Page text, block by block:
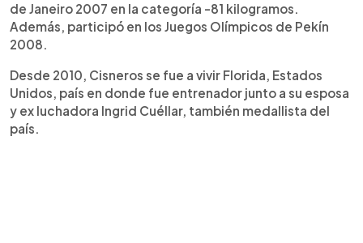
de Janeiro 2007 en la categoría -81 kilogramos.
Además, participó en los Juegos Olímpicos de Pekín
2008.
Desde 2010, Cisneros se fue a vivir Florida, Estados
Unidos, país en donde fue entrenador junto a su esposa
y ex luchadora Ingrid Cuéllar, también medallista del
país.